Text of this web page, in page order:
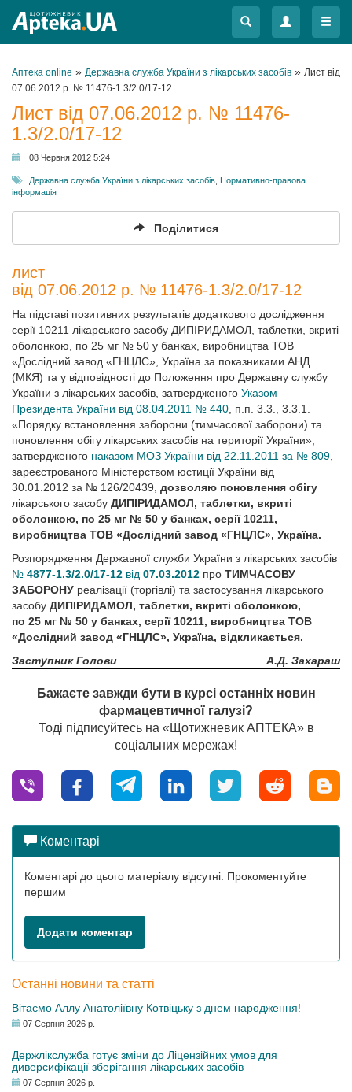
Меню
Меню
Аптека online » Державна служба України з лікарських засобів » Лист від
07.06.2012 р. № 11476-1.3/2.0/17-12
Лист від 07.06.2012 р. № 11476-
1.3/2.0/17-12
08 Червня 2012 5:24
Державна служба України з лікарських засобів Нормативно-правова
інформація
Поділитися
лист
від 07.06.2012 р. № 11476-1.3/2.0/17-12
На підставі позитивних результатів додаткового дослідження
серії 10211 лікарського засобу ДИПІРИДАМОЛ, таблетки, вкриті
оболонкою, по 25 мг № 50 у банках, виробництва ТОВ
«Дослідний завод «ГНЦЛС», Україна за показниками АНД
(МКЯ) та у відповідності до Положення про Державну службу
України з лікарських засобів, затвердженого Указом
Президента України від 08.04.2011 № 440 , п.п. 3.3., 3.3.1.
«Порядку встановлення заборони (тимчасової заборони) та
поновлення обігу лікарських засобів на території України»,
затвердженого наказом МОЗ України від 22.11.2011 за № 809
зареєстрованого Міністерством юстиції України від
30.01.2012 за № 126/20439, дозволяю поновлення обігу
лікарського засобу ДИПІРИДАМОЛ, таблетки, вкриті
оболонкою, по 25 мг № 50 у банках, серії 10211,
виробництва ТОВ «Дослідний завод «ГНЦЛС», Україна.
Розпорядження Державної служби України з лікарських засобів
№ 4877-1.3/2.0/17-12 від 07.03.2012 про ТИМЧАСОВУ
ЗАБОРОНУ реалізації (торгівлі) та застосування лікарського
засобу ДИПІРИДАМОЛ, таблетки, вкриті оболонкою,
по 25 мг № 50 у банках, серії 10211, виробництва ТОВ
«Дослідний завод «ГНЦЛС», Україна, відкликається.
Заступник Голови
А.Д. Захараш
Бажаєте завжди бути в курсі останніх новин
фармацевтичної галузі?
Тоді підписуйтесь на «Щотижневик АПТЕКА» в
соціальних мережах!
Коментарі
Коментарі до цього матеріалу відсутні. Прокоментуйте
першим
Додати коментар
Останні новини та статті
Вітаємо Аллу Анатоліївну Котвіцьку з днем народження!
07 Серпня 2026 р.
Держлікслужба готує зміни до Ліцензійних умов для
диверсифікації зберігання лікарських засобів
07 Серпня 2026 р.